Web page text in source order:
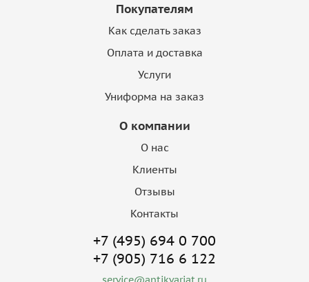
Покупателям
Как сделать заказ
Оплата и доставка
Услуги
Униформа на заказ
О компании
О нас
Клиенты
Отзывы
Контакты
+7 (495) 694 0 700
+7 (905) 716 6 122